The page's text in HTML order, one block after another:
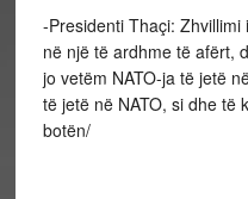
-Presidenti Thaçi:
në një të ardhme të afërt,
jo vetëm NATO-ja të jetë
të jetë në NATO, si dhe të
botën/